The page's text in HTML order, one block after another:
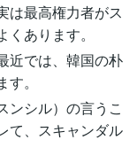
は最高権力者がス
あります。
近では、韓国の朴
。
ンシル）の言うこ
て、スキャンダル